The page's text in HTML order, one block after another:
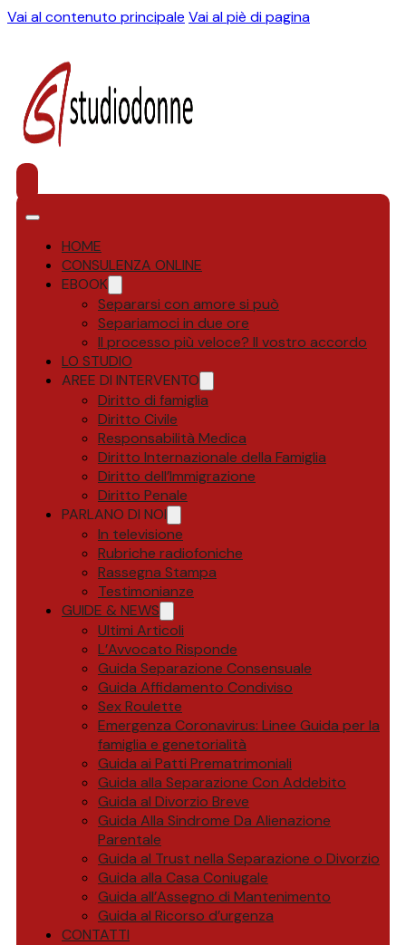
Vai al contenuto principale Vai al piè di pagina
HOME
CONSULENZA ONLINE
EBOOK
Separarsi con amore si può
Separiamoci in due ore
Il processo più veloce? Il vostro accordo
LO STUDIO
AREE DI INTERVENTO
Diritto di famiglia
Diritto Civile
Responsabilità Medica
Diritto Internazionale della Famiglia
Diritto dell’Immigrazione
Diritto Penale
PARLANO DI NOI
In televisione
Rubriche radiofoniche
Rassegna Stampa
Testimonianze
GUIDE & NEWS
Ultimi Articoli
L’Avvocato Risponde
Guida Separazione Consensuale
Guida Affidamento Condiviso
Sex Roulette
Emergenza Coronavirus: Linee Guida per la
famiglia e genetorialità
Guida ai Patti Prematrimoniali
Guida alla Separazione Con Addebito
Guida al Divorzio Breve
Guida Alla Sindrome Da Alienazione
Parentale
Guida al Trust nella Separazione o Divorzio
Guida alla Casa Coniugale
Guida all’Assegno di Mantenimento
Guida al Ricorso d’urgenza
CONTATTI